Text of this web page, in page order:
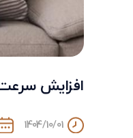
افزایش
1404/10/01